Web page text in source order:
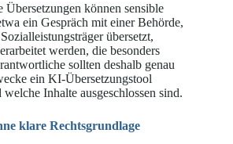
Übersetzungen können sensible
ein Gespräch mit einer Behörde,
übersetzt,
werden, die besonders
sollten deshalb genau
ein KI-Übersetzungstool
Inhalte ausgeschlossen sind.
klare Rechtsgrundlage